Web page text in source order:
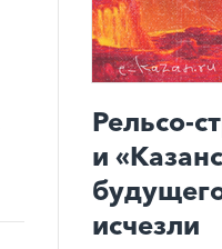
Рельсо-
и
исчезли